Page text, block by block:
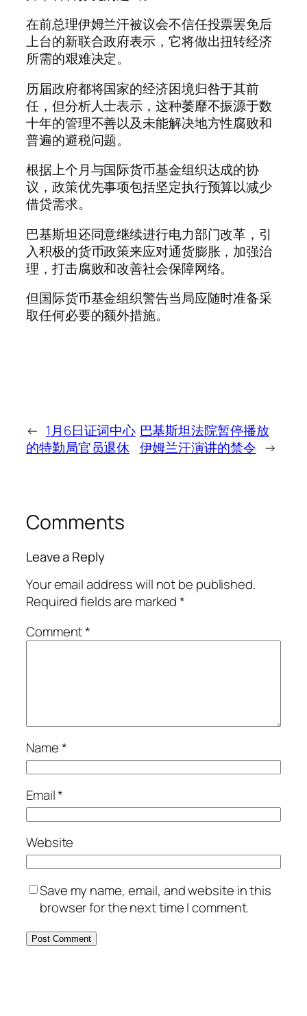
在前总理伊姆兰汗被议会不信任投票罢免后
上台的新联合政府表示，它将做出扭转经济
所需的艰难决定。
历届政府都将国家的经济困境归咎于其前
任，但分析人士表示，这种萎靡不振源于数
十年的管理不善以及未能解决地方性腐败和
普遍的避税问题。
根据上个月与国际货币基金组织达成的协
议，政策优先事项包括坚定执行预算以减少
借贷需求。
巴基斯坦还同意继续进行电力部门改革，引
入积极的货币政策来应对通货膨胀，加强治
理，打击腐败和改善社会保障网络。
但国际货币基金组织警告当局应随时准备采
取任何必要的额外措施。
← 1月6日证词中心
的特勤局官员退休
巴基斯坦法院暂停播放
伊姆兰汗演讲的禁令 →
Comments
Leave a Reply
Your email address will not be published.
Required fields are marked*
Comment*
Name*
Email*
Website
Save my name, email, and website in this
browser for the next time I comment.